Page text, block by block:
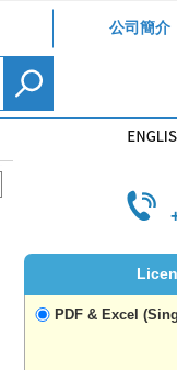
公司簡介
PDF & Excel